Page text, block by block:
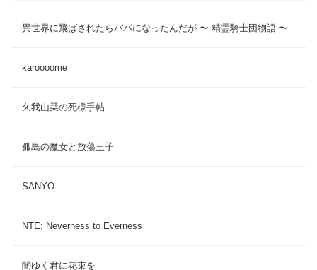
異世界に飛ばされたらパパになったんだが 〜 精霊騎士団物語 〜
karoooome
久我山栞の死様手帖
孤島の魔女と放蕩王子
SANYO
NTE: Neverness to Everness
闇ゆく君に花束を